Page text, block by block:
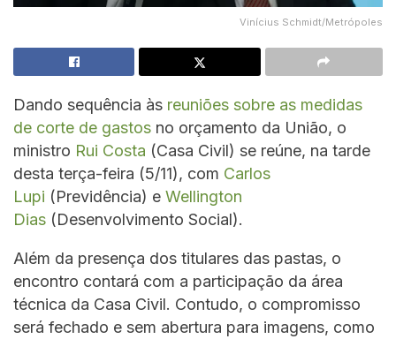
Vinícius Schmidt/Metrópoles
Dando sequência às reuniões sobre as medidas
de corte de gastos no orçamento da União, o
ministro Rui Costa (Casa Civil) se reúne, na tarde
desta terça-feira (5/11), com Carlos
Lupi (Previdência) e Wellington
Dias (Desenvolvimento Social).
Além da presença dos titulares das pastas, o
encontro contará com a participação da área
técnica da Casa Civil. Contudo, o compromisso
será fechado e sem abertura para imagens, como